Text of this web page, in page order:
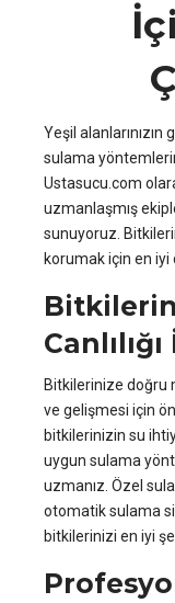
Yeşil alanlarınızın
sulama
Ustasucu.com
uzmanlaşmış
sunuyoruz.
korumak için en
Bitkilerinize doğru
ve gelişmesi için
bitkilerinizin su
uygun sulama
uzmanız. Özel
otomatik sulama
bitkilerinizi en iyi